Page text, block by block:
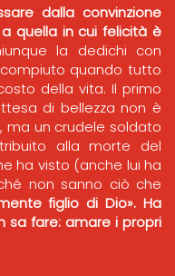
dalla convinzione
quella in cui felicità è
la dedichi con
quando tutto
della vita. Il primo
di bellezza non è
ma un crudele soldato
alla morte del
ha visto (anche lui ha
non sanno ciò che
figlio di Dio». Ha
sa fare: amare i propri